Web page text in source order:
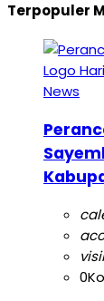
Terpopuler
News
0